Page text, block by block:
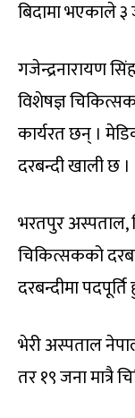
बिदामा भएकाले ३
गजेन्द्रनारायण
विशेषज्ञ
कार्यरत छन् ।
दरबन्दी खाली छ ।
भरतपुर अस्पताल,
चिकित्सकको
दरबन्दीमा
भेरी अस्पताल
तर १९ जना मात्रै